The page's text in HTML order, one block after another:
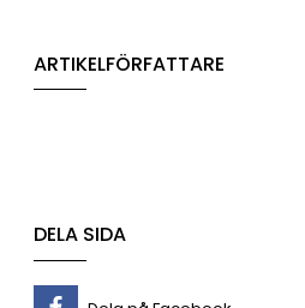
ARTIKELFÖRFATTARE
DELA SIDA